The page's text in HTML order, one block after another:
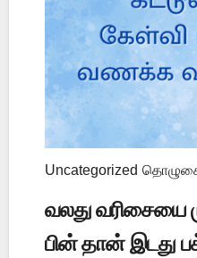
Uncategorized
வலது வரிசையை
பின் தான் இடது